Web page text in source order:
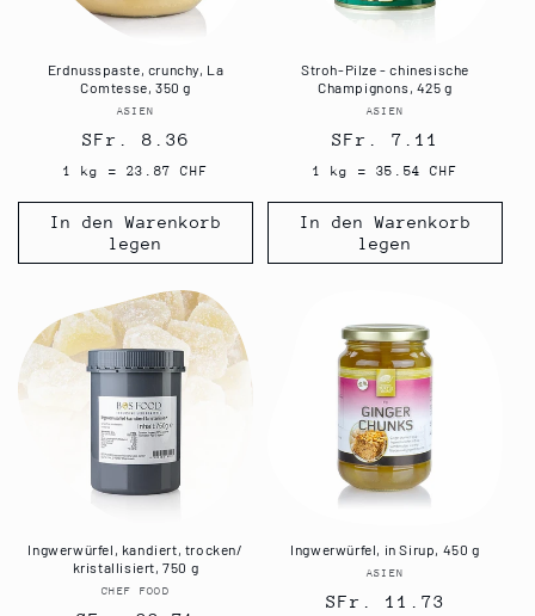
Erdnusspaste, crunchy, La
Comtesse, 350 g
Anbieter:
ASIEN
Normaler
Preis
SFr. 8.36
1 kg = 23.87 CHF
In den Warenkorb
legen
Stroh-Pilze - chinesische
Champignons, 425 g
Anbieter:
ASIEN
Normaler
Preis
SFr. 7.11
1 kg = 35.54 CHF
In den Warenkorb
legen
Ingwerwürfel, kandiert, trocken/
kristallisiert, 750 g
Anbieter:
CHEF FOOD
Ingwerwürfel, in Sirup, 450 g
Anbieter:
ASIEN
Normaler
SFr. 11.73